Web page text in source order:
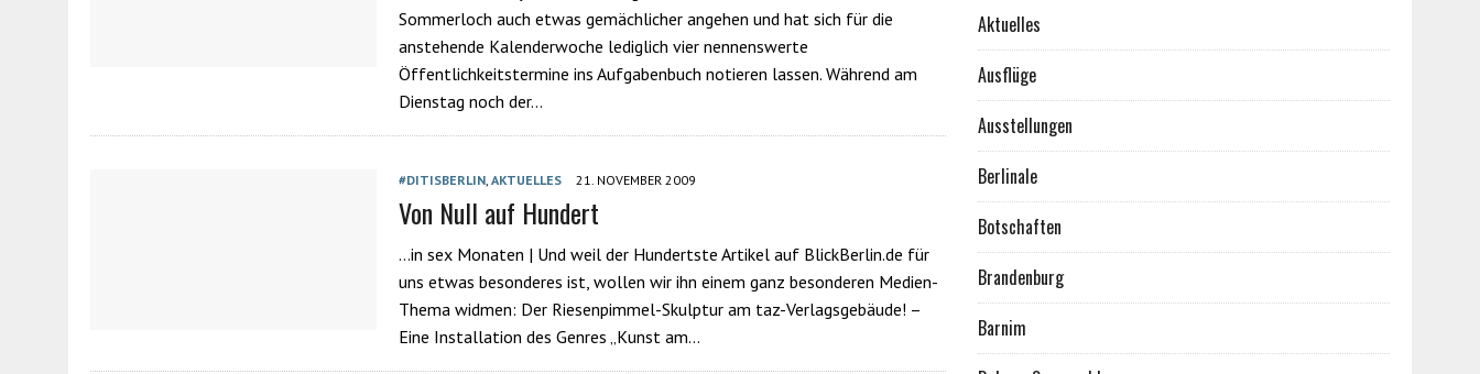
Sommerloch auch etwas gemächlicher angehen und hat sich für die
anstehende Kalenderwoche lediglich vier nennenswerte
Öffentlichkeitstermine ins Aufgabenbuch notieren lassen. Während am
Dienstag noch der…
#DITISBERLIN, AKTUELLES 21. NOVEMBER 2009
Von Null auf Hundert
…in sex Monaten | Und weil der Hundertste Artikel auf BlickBerlin.de für
uns etwas besonderes ist, wollen wir ihn einem ganz besonderen Medien-
Thema widmen: Der Riesenpimmel-Skulptur am taz-Verlagsgebäude! –
Eine Installation des Genres „Kunst am…
Aktuelles
Ausflüge
Ausstellungen
Berlinale
Botschaften
Brandenburg
Barnim